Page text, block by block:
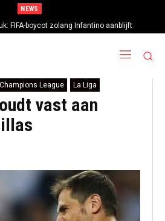
NEWS
FIFA-boycot zolang Infantino aanblijft
Champions League La Liga
vast aan